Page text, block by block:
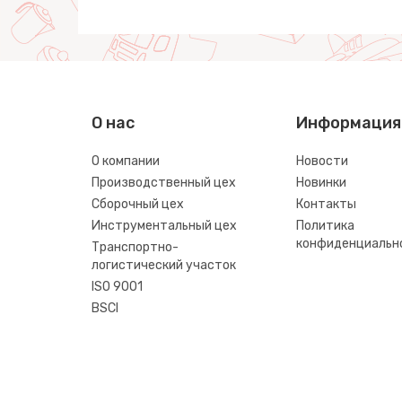
О нас
О компании
Производственный цех
Сборочный цех
Инструментальный цех
Транспортно-
логистический участок
ISO 9001
BSCI
Информация
Новости
Новинки
Контакты
Политика